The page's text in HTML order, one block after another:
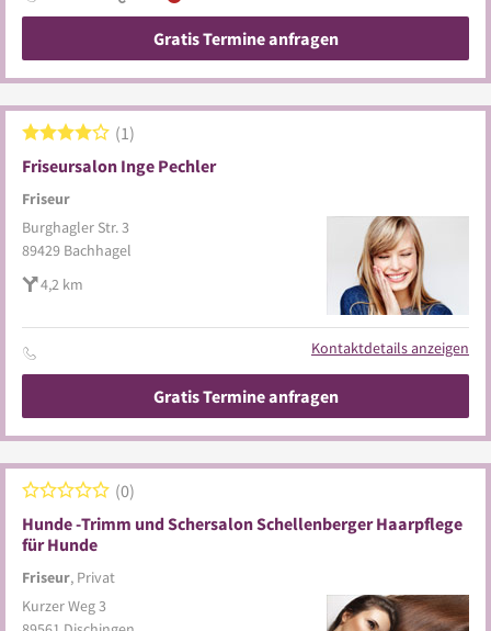
Gratis Termine anfragen
Friseursalon Inge Pechler
Friseur
1
Burghagler Str. 3
89429 Bachhagel
4,2 km
Kontaktdetails anzeigen
Gratis Termine anfragen
Hunde -Trimm und Schersalon Schellenberger Haarpflege
für Hunde
Friseur, Privat
0
Kurzer Weg 3